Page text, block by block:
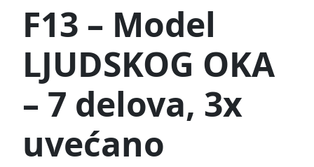
F13 – Model
LJUDSKOG OKA
– 7 delova, 3x
uvećano